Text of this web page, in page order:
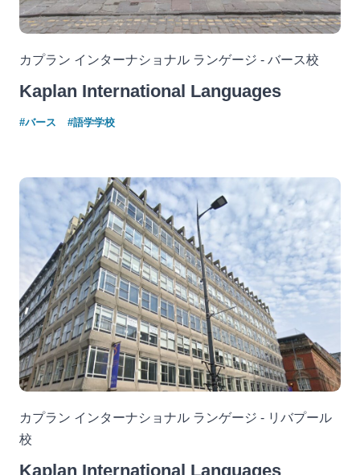
カプラン インターナショナル ランゲージ - バース校
Kaplan International Languages
#バース #語学学校
カプラン インターナショナル ランゲージ - リバプール
校
Kaplan International Languages